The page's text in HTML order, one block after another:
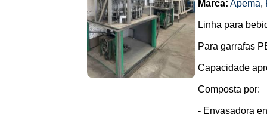
Marca: Apema,
Linha para
Para garrafas
Capacidade
Composta por:
- Envasadora